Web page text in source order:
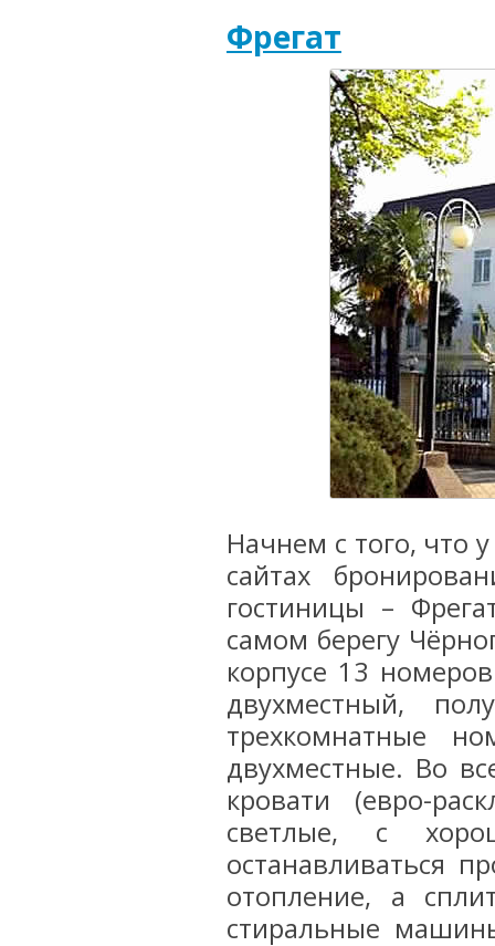
Фрегат
Начнем с того, что
сайтах
гостиницы –
самом берегу
корпусе 13
двухместный,
трехкомнатные
двухместные. Во
кровати (евро-
светлые, с
останавливаться
отопление, а
стиральные